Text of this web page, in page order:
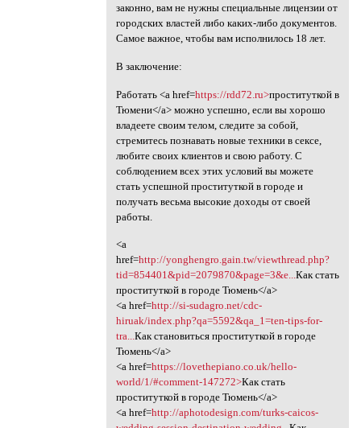
законно, вам не нужны специальные лицензии от
городских властей либо каких-либо документов.
Самое важное, чтобы вам исполнилось 18 лет.
В заключение:
Работать <a href=https://rdd72.ru>проституткой в
Тюмени</a> можно успешно, если вы хорошо
владеете своим телом, следите за собой,
стремитесь познавать новые техники в сексе,
любите своих клиентов и свою работу. С
соблюдением всех этих условий вы можете
стать успешной проституткой в городе и
получать весьма высокие доходы от своей
работы.
<a
href=http://yonghengro.gain.tw/viewthread.php?
tid=854401&pid=2079870&page=3&e...Как стать
проституткой в городе Тюмень</a>
<a href=http://si-sudagro.net/cdc-
hiruak/index.php?qa=5592&qa_1=ten-tips-for-
tra...Как становиться проституткой в городе
Тюмень</a>
<a href=https://lovethepiano.co.uk/hello-
world/1/#comment-147272>Как стать
проституткой в городе Тюмень</a>
<a href=http://aphotodesign.com/turks-caicos-